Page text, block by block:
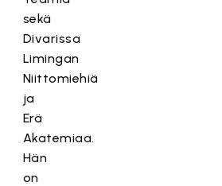
sekä
Divarissa
Limingan
Niittomiehiä
ja
Erä
Akatemiaa.
Hän
on